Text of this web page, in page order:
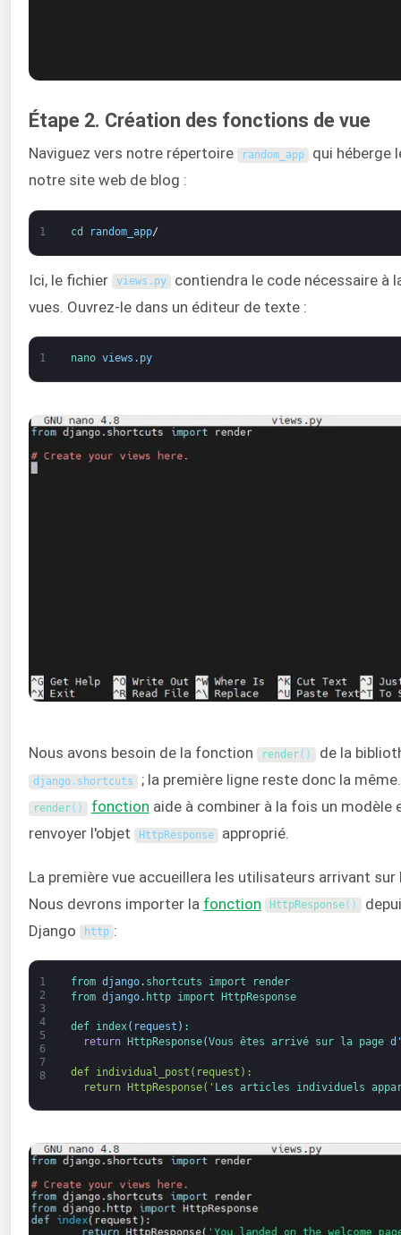
Étape 2. Création des fonctions de vue
Naviguez vers notre répertoire random_app qui héberge
notre site web de blog :
1 cd random_app/
Ici, le fichier views . py contiendra le code nécessaire à
vues. Ouvrez-le dans un éditeur de texte :
1 nano views . py
Nous avons besoin de la fonction render( ) de la
django. shortcuts ; la première ligne reste donc la
render( ) fonction aide à combiner à la fois un modèle
renvoyer l'objet
HttpResponse approprié.
La première vue accueillera les utilisateurs arrivant sur
Nous devrons importer la fonction HttpResponse( )
Django
http :
1
2
3
4
5
6
7
8
from django. shortcuts import
render
from django. http import HttpResponse
def index( request ) :
return
HttpResponse(Vous êtes arrivé sur la page
def individual_post(request):
return HttpResponse(' Les articles individuels